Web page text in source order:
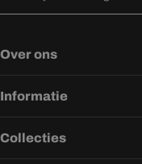
Over ons
Informatie
Collecties